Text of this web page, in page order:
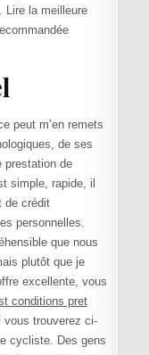
Lire la meilleure
peut m’en remets
de ses
prestation de
simple, rapide, il
de crédit
personnelles.
que nous
plutôt que je
excellente, vous
conditions pret
trouverez ci-
cycliste. Des gens